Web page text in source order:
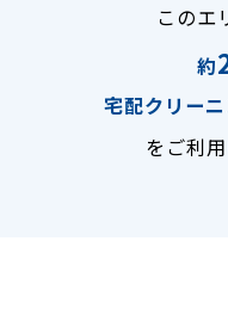
このエ
約
宅配クリー
をご利